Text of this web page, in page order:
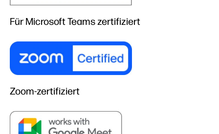
Für Microsoft Teams zertifiziert
Zoom-zertifiziert